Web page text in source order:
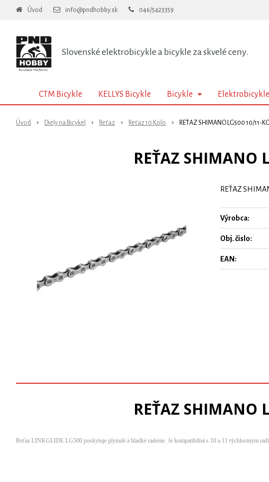
Slovenské elektrobicykle a bicykle za skvelé ceny.
Úvod info@pndhobby.sk 046/5423359
CTM Bicykle KELLYS Bicykle Bicykle Elektrobicykle
Úvod Diely na Bicykel Reťaz Reťaz 10 Kolo REŤAZ SHIMANO LG500 10/11-
REŤAZ SHIMANO
REŤAZ
Výrobca:
Obj. čislo:
EAN:
REŤAZ SHIMANO
Reťaz LINKGLIDE LG500 poskytuje plynulé a hladké radenie. Je kompatibilná s 10 a 11 rýchlostným